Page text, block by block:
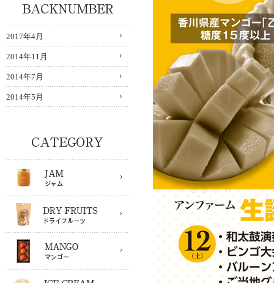
2017年4月
2014年11月
2014年7月
2014年5月